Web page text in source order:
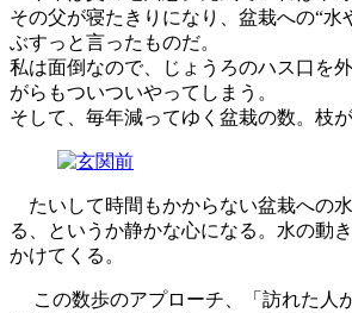
その父が寝たきりになり、盆栽への“
ぶすっと言ったものだ。
私は面倒なので、じょうろのハス口を
がらもついついやってしまう。
そして、毎年減ってゆく盆栽の数。枝
たいして時間もかからない盆栽への
る、というか静かな心になる。水の動
かけてくる。
この数歩のアプローチ、「訪れた人